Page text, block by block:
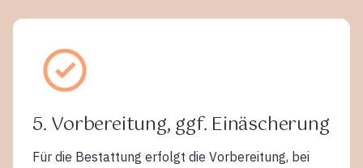
5. Vorbereitung, ggf. Einäscherung
Für die Bestattung erfolgt die Vorbereitung, bei